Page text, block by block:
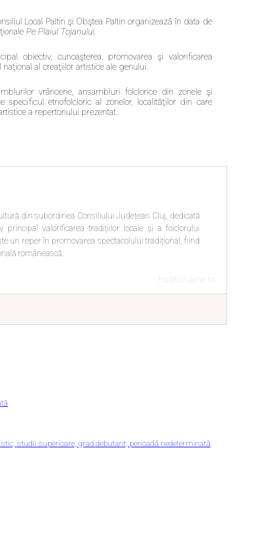
Local Paltin şi Obştea Paltin organizează în data de
Pe Plaiul Tojanului.
obiectiv, cunoaşterea, promovarea şi valorificarea
al creaţiilor artistice ale genului.
vrâncene, ansambluri folclorice din zonele şi
specificul etnofolcloric al zonelor, localităţilor din care
a repertoriului prezentat.
din subordinea Consiliului Județean Cluj, dedicată
valorificarea tradițiilor locale și a folclorului
un reper în promovarea spectacolului tradițional, fiind
românească.
traditiiclujene.ro
studii superioare, grad debutant, perioadă nedeterminată